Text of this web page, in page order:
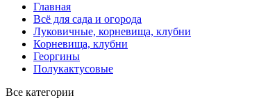
Главная
Всё для сада и огорода
Луковичные, корневища, клубни
Корневища, клубни
Георгины
Полукактусовые
Все категории